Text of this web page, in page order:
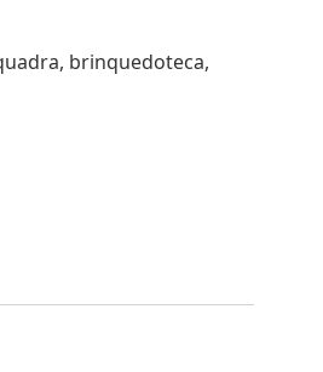
brinquedoteca,